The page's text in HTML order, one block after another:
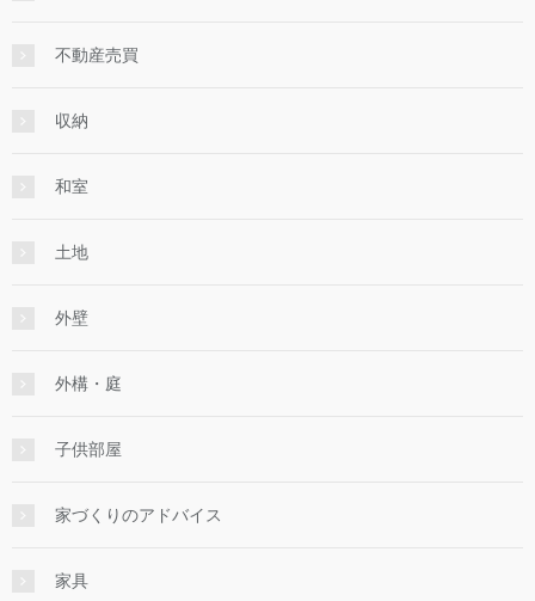
不動産売買
収納
和室
土地
外壁
外構・庭
子供部屋
家づくりのアドバイス
家具